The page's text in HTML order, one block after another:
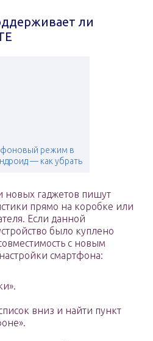
ли
фоновый режим в
— как убрать
новых гаджетов пишут
прямо на коробке или
Если данной
было куплено
с новым
смартфона:
вниз и найти пункт